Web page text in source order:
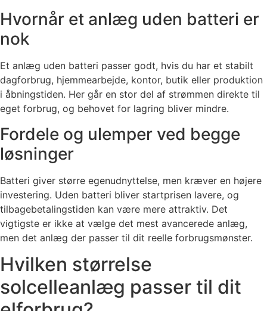
Hvornår et anlæg uden batteri er
nok
Et anlæg uden batteri passer godt, hvis du har et stabilt
dagforbrug, hjemmearbejde, kontor, butik eller produktion
i åbningstiden. Her går en stor del af strømmen direkte til
eget forbrug, og behovet for lagring bliver mindre.
Fordele og ulemper ved begge
løsninger
Batteri giver større egenudnyttelse, men kræver en højere
investering. Uden batteri bliver startprisen lavere, og
tilbagebetalingstiden kan være mere attraktiv. Det
vigtigste er ikke at vælge det mest avancerede anlæg,
men det anlæg der passer til dit reelle forbrugsmønster.
Hvilken størrelse
solcelleanlæg passer til dit